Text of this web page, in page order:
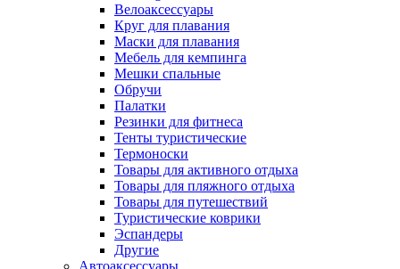
Велоаксессуары
Круг для плавания
Маски для плавания
Мебель для кемпинга
Мешки спальные
Обручи
Палатки
Резинки для фитнеса
Тенты туристические
Термоноски
Товары для активного отдыха
Товары для пляжного отдыха
Товары для путешествий
Туристические коврики
Эспандеры
Другие
Автоаксессуары